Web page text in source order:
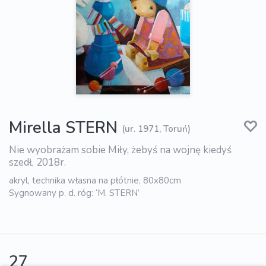
Mirella STERN (ur. 1971, Toruń)
Nie wyobrażam sobie Miły, żebyś na wojnę kiedyś
szedł, 2018r.
akryl, technika własna na płótnie, 80x80cm
Sygnowany p. d. róg: ‘M. STERN’